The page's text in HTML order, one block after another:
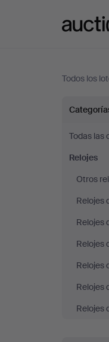
Todos los
en
TOKA
Todas las
Relojes
Otros
Relojes
Relojes
Relojes
Relojes
Relojes
Relojes